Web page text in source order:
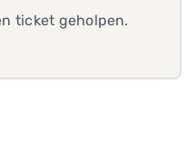
ticket geholpen.